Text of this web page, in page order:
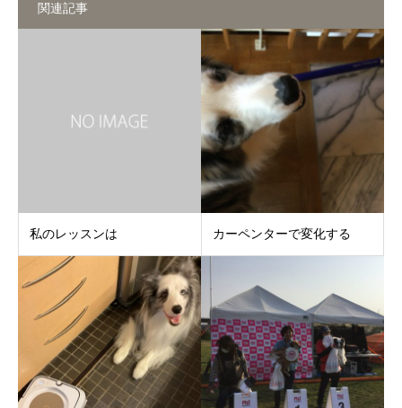
関連記事
私のレッスンは カーペンターで変化する